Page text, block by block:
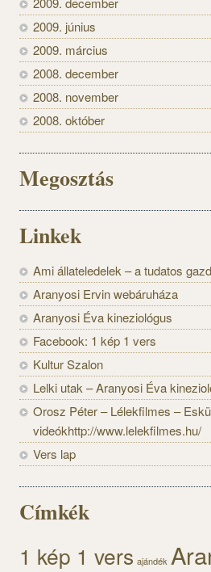
2009. június
2009. március
2008. december
2008. november
2008. október
Megosztás
Linkek
Ami állateledelek – a tudatos
Aranyosi Ervin webáruháza
Aranyosi Éva kineziológus
Facebook: 1 kép 1 vers
Kultur Szalon
Lelki utak – Aranyosi Éva
Orosz Péter – Lélekfilmes –
videókhttp://www.lelekfilmes.hu/
Vers lap
Címkék
1 kép 1 vers ajándék